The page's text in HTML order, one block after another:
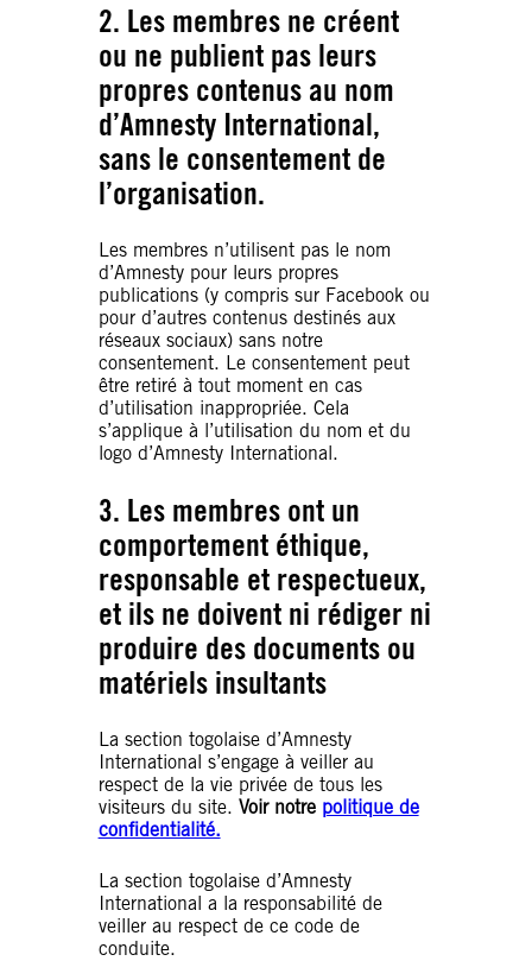
2. Les membres ne créent
ou ne publient pas leurs
propres contenus au nom
d’Amnesty International,
sans le consentement de
l’organisation.
Les membres n’utilisent pas le nom
d’Amnesty pour leurs propres
publications (y compris sur Facebook ou
pour d’autres contenus destinés aux
réseaux sociaux) sans notre
consentement. Le consentement peut
être retiré à tout moment en cas
d’utilisation inappropriée. Cela
s’applique à l’utilisation du nom et du
logo d’Amnesty International.
3. Les membres ont un
comportement éthique,
responsable et respectueux,
et ils ne doivent ni rédiger ni
produire des documents ou
matériels insultants
La section togolaise d’Amnesty
International s’engage à veiller au
respect de la vie privée de tous les
visiteurs du site. Voir notre politique de
confidentialité.
La section togolaise d’Amnesty
International a la responsabilité de
veiller au respect de ce code de
conduite.